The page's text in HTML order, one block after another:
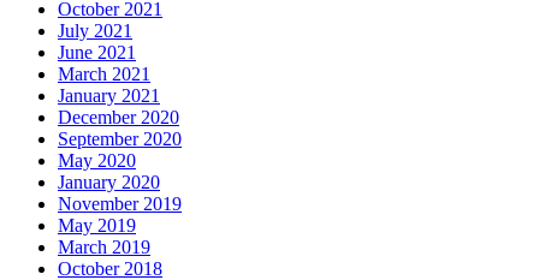
October 2021
July 2021
June 2021
March 2021
January 2021
December 2020
September 2020
May 2020
January 2020
November 2019
May 2019
March 2019
October 2018